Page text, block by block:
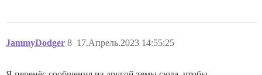
JammyDodger 17.Апрель.2023 14:55:25
8